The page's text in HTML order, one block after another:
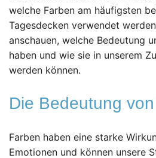
welche Farben am häufigsten
Tagesdecken verwendet
anschauen, welche Bedeutung
haben und wie sie in unserem
werden können.
Die Bedeutung
Farben haben eine starke
Emotionen und können unsere